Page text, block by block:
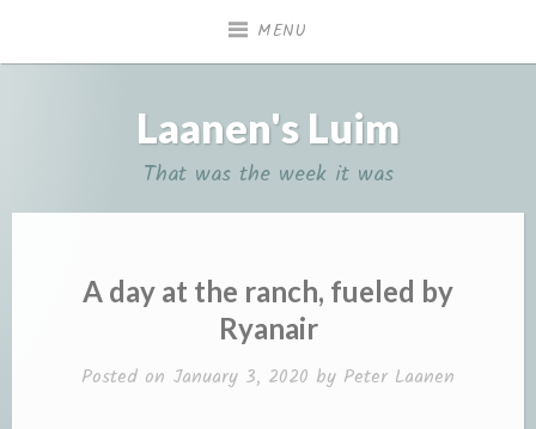
MENU
Laanen's Luim
That was the week it was
A day at the ranch, fueled by
Ryanair
Posted on January 3, 2020 by Peter Laanen